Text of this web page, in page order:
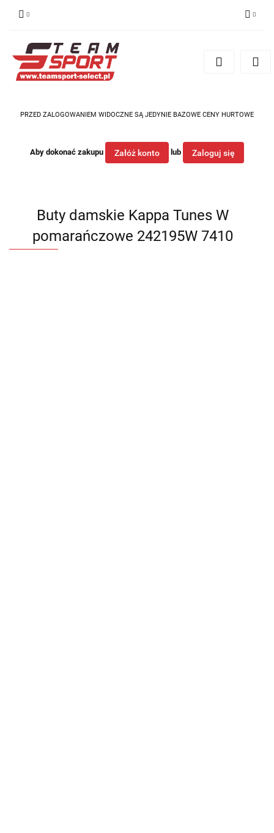
Zarejestruj się
PRZED ZALOGOWANIEM WIDOCZNE SĄ JEDYNIE BAZOWE CENY HURTOWE
Aby dokonać zakupu Załóż konto lub Zaloguj się
Buty damskie Kappa Tunes W
pomarańczowe 242195W 7410